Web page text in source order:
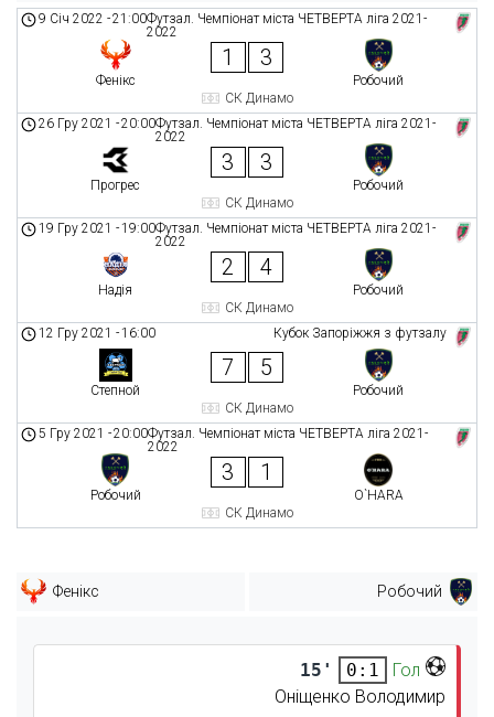
Футзал. Чемпіонат міста ЧЕТВЕРТА ліга 2021-
2022
9 Січ 2022 -21:00
Фенікс
1 3
Робочий
СК Динамо
Футзал. Чемпіонат міста ЧЕТВЕРТА ліга 2021-
2022
26 Гру 2021 -20:00
Прогрес
3 3
Робочий
СК Динамо
Футзал. Чемпіонат міста ЧЕТВЕРТА ліга 2021-
2022
19 Гру 2021 -19:00
Надія
2 4
Робочий
СК Динамо
Кубок Запоріжжя з футзалу
12 Гру 2021 -16:00
Степной
7 5
Робочий
СК Динамо
Футзал. Чемпіонат міста ЧЕТВЕРТА ліга 2021-
2022
5 Гру 2021 -20:00
Робочий
3 1
O`HARA
СК Динамо
Фенікс Робочий
15' 0:1
Гол
Оніщенко Володимир